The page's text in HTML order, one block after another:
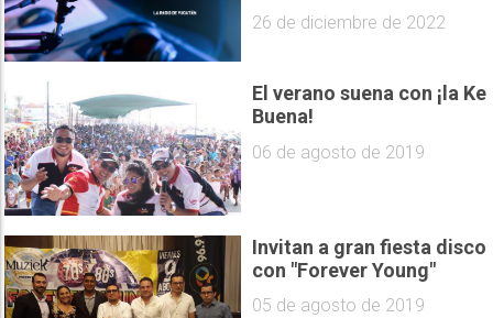
26 de diciembre de 2022
El verano suena con ¡la Ke
Buena!
06 de agosto de 2019
Invitan a gran fiesta disco
con "Forever Young"
05 de agosto de 2019